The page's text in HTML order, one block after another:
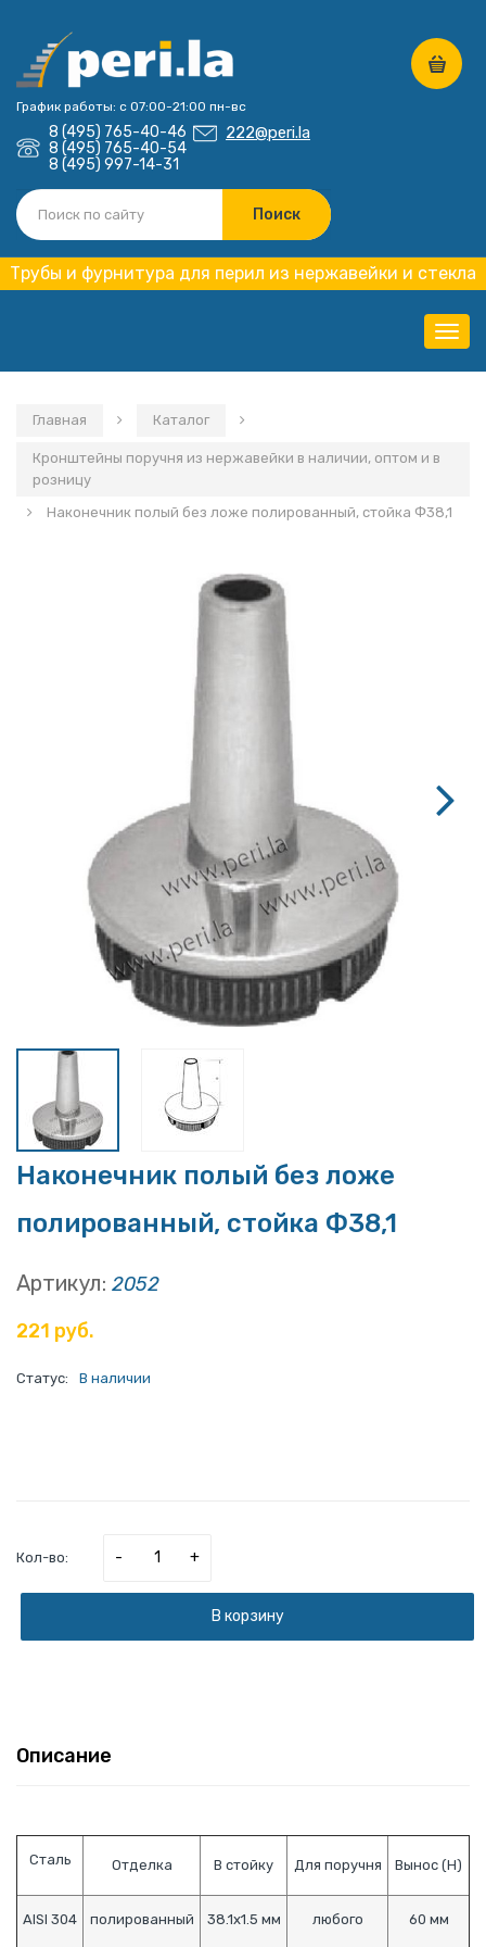
График работы: с 07:00-21:00 пн-вс
8 (495) 765-40-46
8 (495) 765-40-54
8 (495) 997-14-31
222@peri.la
Трубы и фурнитура для перил из нержавейки и стекла
Главная Каталог
Кронштейны поручня из нержавейки в наличии, оптом и в
розницу
Наконечник полый без ложе полированный, стойка Ф38,1
Наконечник полый без ложе
полированный, стойка Ф38,1
Артикул: 2052
221 руб.
Статус: В наличии
Кол-во: - +
В корзину
Описание
Сталь Отделка В стойку Для поручня Вынос (H)
AISI 304 полированный 38.1х1.5 мм любого 60 мм